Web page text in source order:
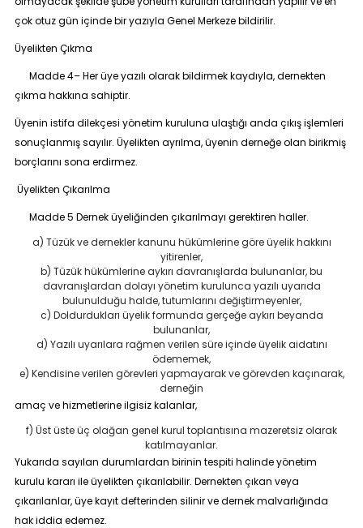
çok otuz gün içinde bir yazıyla Genel Merkeze bildirilir.
Üyelikten Çıkma
Madde 4– Her üye yazılı olarak bildirmek kaydıyla, dernekten
çıkma hakkına sahiptir.
Üyenin istifa dilekçesi yönetim kuruluna ulaştığı anda çıkış işlemleri
sonuçlanmış sayılır. Üyelikten ayrılma, üyenin derneğe olan birikmiş
borçlarını sona erdirmez.
Üyelikten Çıkarılma
Madde 5 Dernek üyeliğinden çıkarılmayı gerektiren haller.
a) Tüzük ve dernekler kanunu hükümlerine göre üyelik hakkını
yitirenler,
b) Tüzük hükümlerine aykırı davranışlarda bulunanlar, bu
davranışlardan dolayı yönetim kurulunca yazılı uyarıda
bulunulduğu halde, tutumlarını değiştirmeyenler,
c) Doldurdukları üyelik formunda gerçeğe aykırı beyanda
bulunanlar,
d) Yazılı uyarılara rağmen verilen süre içinde üyelik aidatını
ödememek,
e) Kendisine verilen görevleri yapmayarak ve görevden kaçınarak,
derneğin
amaç ve hizmetlerine ilgisiz kalanlar,
f) Üst üste üç olağan genel kurul toplantısına mazeretsiz olarak
katılmayanlar.
Yukarıda sayılan durumlardan birinin tespiti halinde yönetim
kurulu kararı ile üyelikten çıkarılabilir. Dernekten çıkan veya
çıkarılanlar, üye kayıt defterinden silinir ve dernek malvarlığında
hak iddia edemez.